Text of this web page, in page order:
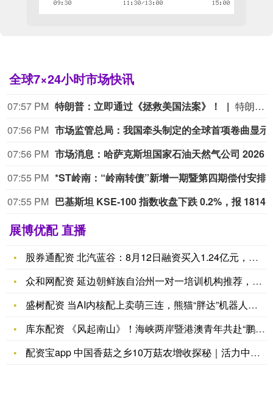
全球7×24小时市场快讯
07:57 PM 特朗普：立即通过《拯救美国法案》！
特朗普：立即通过《拯救美国法案》！
07:56 PM
07:56 PM
07:55 PM
07:55 PM
展博优配 直播
股券通配资 北汽蓝谷：8月12日融资买入1.24亿元，融资融
众和网配资 延边朝鲜族自治州一对一培训机构推荐，2025家教
盛树配资 当AI内核配上卖萌三连，熊猫“胖达”机器人来了！
库东配资 《风起南山》！海峡两岸暨港澳青年共赴“鹏程万里”
配资宝app 中国香菇之乡10万菇农增收探秘｜活力中国调研行